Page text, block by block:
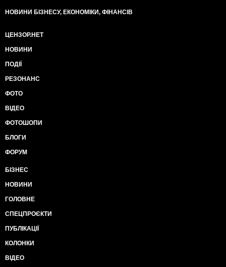
НОВИНИ БІЗНЕСУ, ЕКОНОМІКИ, ФІНАНСІВ
ЦЕНЗОР.НЕТ
НОВИНИ
ПОДІЇ
РЕЗОНАНС
ФОТО
ВІДЕО
ФОТОШОПИ
БЛОГИ
ФОРУМ
БІЗНЕС
НОВИНИ
ГОЛОВНЕ
СПЕЦПРОЄКТИ
ПУБЛІКАЦІЇ
КОЛОНКИ
ВІДЕО